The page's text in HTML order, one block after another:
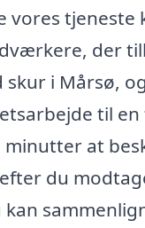
vores tjeneste
der
i Mårsø,
til
at
du
kan